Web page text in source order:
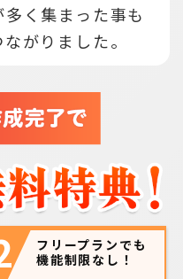
く集まった事も
がりました。
フリープランでも
機能制限なし！